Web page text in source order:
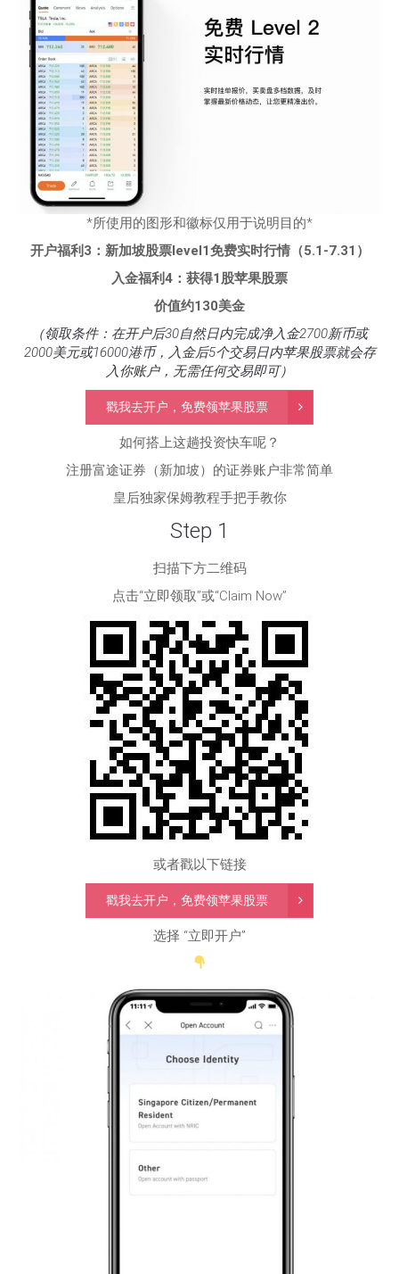
*所使用的图形和徽标仅用于说明目的*
开户福利3：新加坡股票level1免费实时行情（5.1-7.31）
入金福利4：获得1股苹果股票
价值约130美金
（领取条件：在开户后30自然日内完成净入金2700新币或
2000美元或16000港币，入金后5个交易日内苹果股票就会存
入你账户，无需任何交易即可）
戳我去开户，免费领苹果股票
如何搭上这趟投资快车呢？
注册富途证券（新加坡）的证券账户非常简单
皇后独家保姆教程手把手教你
Step 1
扫描下方二维码
点击“立即领取”或“Claim Now”
或者戳以下链接
戳我去开户，免费领苹果股票
选择 “立即开户”